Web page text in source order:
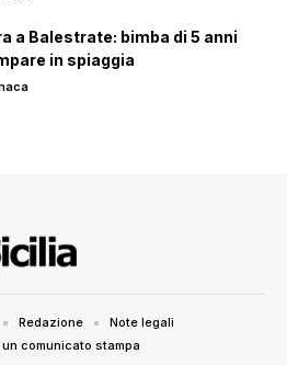
a Balestrate: bimba di 5 anni
in spiaggia
Redazione
Note legali
un comunicato stampa